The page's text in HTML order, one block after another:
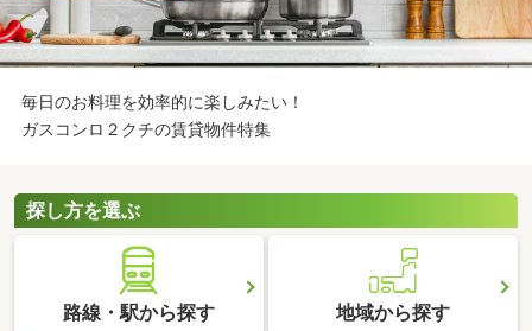
毎日のお料理を効率的に楽しみたい！
ガスコンロ２クチの賃貸物件特集
探し方を選ぶ
路線・駅から探す 地域から探す